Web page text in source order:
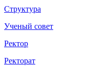
Структура
Ученый совет
Ректор
Ректорат